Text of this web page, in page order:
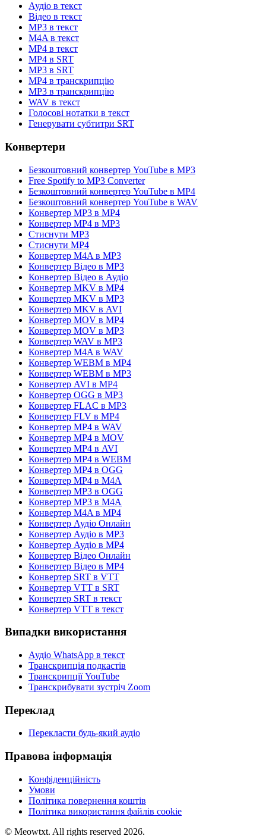
Аудіо в текст
Відео в текст
MP3 в текст
M4A в текст
MP4 в текст
MP4 в SRT
MP3 в SRT
MP4 в транскрипцію
MP3 в транскрипцію
WAV в текст
Голосові нотатки в текст
Генерувати субтитри SRT
Конвертери
Безкоштовний конвертер YouTube в MP3
Free Spotify to MP3 Converter
Безкоштовний конвертер YouTube в MP4
Безкоштовний конвертер YouTube в WAV
Конвертер MP3 в MP4
Конвертер MP4 в MP3
Стиснути MP3
Стиснути MP4
Конвертер M4A в MP3
Конвертер Відео в MP3
Конвертер Відео в Аудіо
Конвертер MKV в MP4
Конвертер MKV в MP3
Конвертер MKV в AVI
Конвертер MOV в MP4
Конвертер MOV в MP3
Конвертер WAV в MP3
Конвертер M4A в WAV
Конвертер WEBM в MP4
Конвертер WEBM в MP3
Конвертер AVI в MP4
Конвертер OGG в MP3
Конвертер FLAC в MP3
Конвертер FLV в MP4
Конвертер MP4 в WAV
Конвертер MP4 в MOV
Конвертер MP4 в AVI
Конвертер MP4 в WEBM
Конвертер MP4 в OGG
Конвертер MP4 в M4A
Конвертер MP3 в OGG
Конвертер MP3 в M4A
Конвертер M4A в MP4
Конвертер Аудіо Онлайн
Конвертер Аудіо в MP3
Конвертер Аудіо в MP4
Конвертер Відео Онлайн
Конвертер Відео в MP4
Конвертер SRT в VTT
Конвертер VTT в SRT
Конвертер SRT в текст
Конвертер VTT в текст
Випадки використання
Аудіо WhatsApp в текст
Транскрипція подкастів
Транскрипції YouTube
Транскрибувати зустріч Zoom
Переклад
Перекласти будь-який аудіо
Правова інформація
Конфіденційність
Умови
Політика повернення коштів
Політика використання файлів cookie
© Meowtxt. All rights reserved 2026.